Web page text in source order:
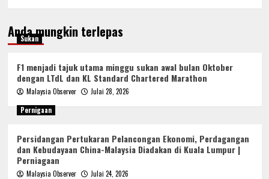
Anda mungkin terlepas
Sukan
F1 menjadi tajuk utama minggu sukan awal bulan Oktober
dengan LTdL dan KL Standard Chartered Marathon
Malaysia Observer
Julai 28, 2026
Pernigaan
Persidangan Pertukaran Pelancongan Ekonomi, Perdagangan
dan Kebudayaan China-Malaysia Diadakan di Kuala Lumpur |
Perniagaan
Malaysia Observer
Julai 24, 2026